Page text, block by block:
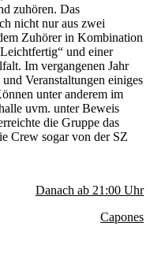
zuhören. Das
nicht nur aus zwei
Zuhörer in Kombination
und einer
Im vergangenen Jahr
Veranstaltungen einiges
unter anderem im
uvm. unter Beweis
die Gruppe das
Crew sogar von der SZ
Danach ab 21:00 Uhr
Capones